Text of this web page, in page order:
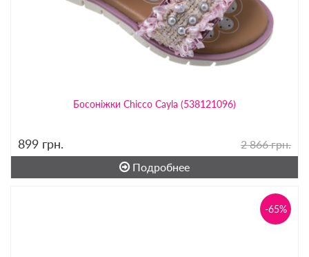
Босоніжки Chicco Cayla (538121096)
899 грн.
2 866 грн.
Подробнее
-65%